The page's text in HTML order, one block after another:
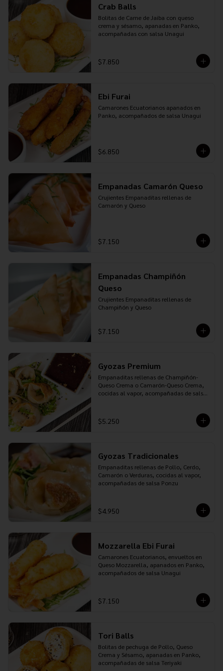
Crab Balls
Bolitas de Carne de Jaiba con queso
crema y sésamo, apanadas en Panko,
acompañadas con salsa Unagui
$7.850
Ebi Furai
Camarones Ecuatorianos apanados en
Panko, acompañados de salsa Unagui
$6.850
Empanadas Camarón Queso
Crujientes Empanaditas rellenas de
Camarón y Queso
$7.150
Empanadas Champiñón
Queso
Crujientes Empanaditas rellenas de
Champiñón y Queso
$7.150
Gyozas Premium
Empanaditas rellenas de Champiñón-
Queso Crema o Camarón-Queso Crema,
cocidas al vapor, acompañadas de salsa
$5.250
Gyozas Tradicionales
Empanaditas rellenas de Pollo, Cerdo,
Camarón o Verduras, cocidas al vapor,
acompañadas de salsa Ponzu
$4.950
Mozzarella Ebi Furai
Camarones Ecuatorianos, envueltos en
Queso Mozzarella, apanados en Panko,
acompañados de salsa Unagui
$7.150
Tori Balls
Bolitas de pechuga de Pollo, Queso
Crema y Sésamo, apanadas en Panko,
acompañadas de salsa Teriyaki